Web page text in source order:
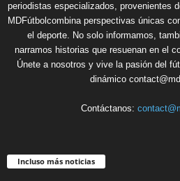
periodistas especializados, provenientes
MDFútbolcombina perspectivas únicas
el deporte. No solo informamos,
narramos historias que resuenan en el
Únete a nosotros y vive la pasión del
dinámico
Contáctanos:
Incluso más noticias